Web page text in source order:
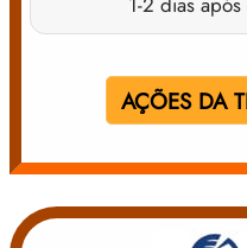
AÇÕES DA